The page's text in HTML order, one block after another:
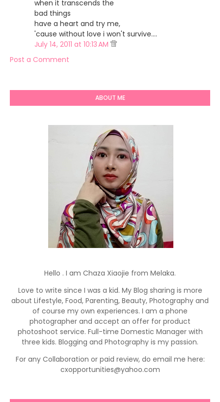
when it transcends the
bad things
have a heart and try me,
'cause without love i won't survive....
July 14, 2011 at 10:13 AM
Post a Comment
ABOUT ME
Hello . I am Chaza Xiaojie from Melaka.
Love to write since I was a kid. My Blog sharing is more
about Lifestyle, Food, Parenting, Beauty, Photography and
of course my own experiences. I am a phone
photographer and accept an offer for product
photoshoot service. Full-time Domestic Manager with
three kids. Blogging and Photography is my passion.
For any Collaboration or paid review, do email me here:
cxopportunities@yahoo.com